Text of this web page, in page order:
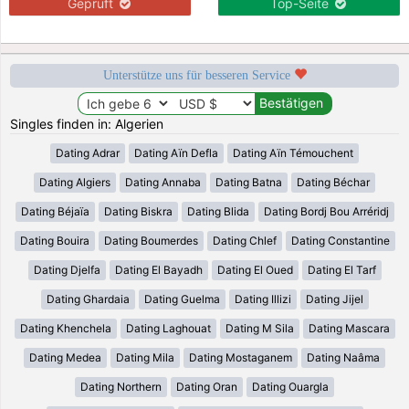
Unterstütze uns für besseren Service
Singles finden in: Algerien
Dating Adrar Dating Aïn Defla Dating Aïn Témouchent
Dating Algiers Dating Annaba Dating Batna Dating Béchar
Dating Béjaïa Dating Biskra Dating Blida Dating Bordj Bou Arréridj
Dating Bouira Dating Boumerdes Dating Chlef Dating Constantine
Dating Djelfa Dating El Bayadh Dating El Oued Dating El Tarf
Dating Ghardaia Dating Guelma Dating Illizi Dating Jijel
Dating Khenchela Dating Laghouat Dating M Sila Dating Mascara
Dating Medea Dating Mila Dating Mostaganem Dating Naâma
Dating Northern Dating Oran Dating Ouargla